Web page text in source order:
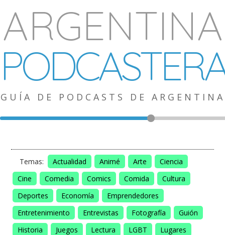
ARGENTINA
GUÍA DE PODCASTS DE ARGENTINA
Temas: Actualidad Animé Arte
Ciencia
Cine
Comedia Comics Comida
Cultura
Deportes
Economía
Emprendedores
Entretenimiento
Entrevistas Fotografía
Guión
Historia
Juegos Lectura LGBT
Lugares